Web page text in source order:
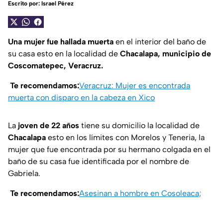
Escrito por: Israel Pérez
Una mujer fue hallada muerta en el interior del baño de
su casa esto en la localidad de Chacalapa, municipio de
Coscomatepec, Veracruz.
Te recomendamos:Veracruz: Mujer es encontrada
muerta con disparo en la cabeza en Xico
La joven de 22 años tiene su domicilio la localidad de
Chacalapa esto en los límites con Morelos y Teneria, la
mujer que fue encontrada por su hermano colgada en el
baño de su casa fue identificada por el nombre de
Gabriela.
Te recomendamos:Asesinan a hombre en Cosoleaca;